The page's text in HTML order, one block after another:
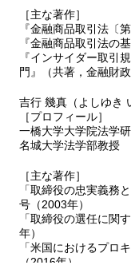
6 特別取締役
7 代表取締役
8 表見代表取
Ⅴ 監査役・監査役
1 監査役
3 会計監査人
4 会計参与
Ⅵ 監査等委員会設
2 監査等委員会設
3 監査等委員であ
4 取締役会の
5 監査等委員会
Ⅶ 指名委員会等設
1 意義
［主な著作］
『金融商品取引法〔
『金融商品取引法の
『インサイダー取引
門』（共著，金融財
吉行 幾真（よしゆき
［プロフィール］
一橋大学大学院法学
名城大学法学部教授
［主な著作］
「取締役の忠実義務
号（2003年）
「取締役の選任に関
年）
「米国におけるプロ
（2016年）